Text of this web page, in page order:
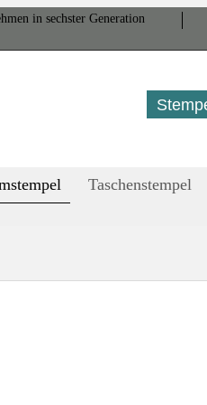
in sechster Gene­ration
Taschenstempel